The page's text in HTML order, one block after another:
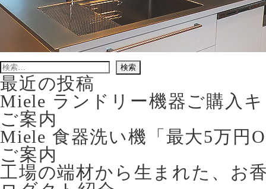
検
索:
最近の投稿
Miele ランドリー機器ご購入
ご案内
Miele 食器洗い機「最大5万円
ご案内
工場の端材から生まれた、お